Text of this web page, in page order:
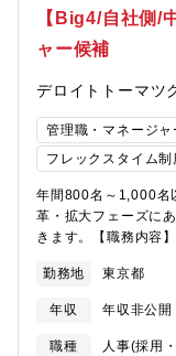
勤務環境※週4日程
ス、中抜け可能とい
程度です。ワーキン
り、柔軟な働き方が
ト・社内SEとして
定義・要件定義など
的に推進する役割で
関わるレポーティン
を身につけることが
用保守まで幅広い工
署と連携しながら業
す。■求める人物像
が取れる方・業務ア
お持ちの方・業務課
推進できる方・デー
べき業務の変更の範
織拡大に伴う増員
https://
【Big4/自社側/
ャー候補
デロイトトーマツ
管理職・マネージャ
フレックスタイム制
年間800名～1,000名
革・拡大フェーズに
きます。【職務内容
実装・ダイレクトソ
の戦略的統括のサポ
精緻化・シニアマネ
イニシアティブの推
勤務地 東京都
年収 年収非公開
職種
人事(採用